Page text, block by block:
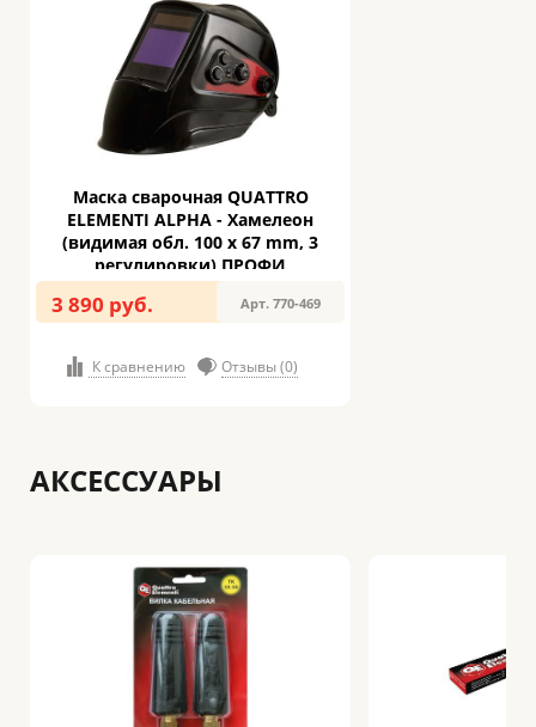
Маска сварочная QUATTRO
ELEMENTI ALPHA - Хамелеон
(видимая обл. 100 x 67 mm, 3
регулировки) ПРОФИ
3 890 руб. Арт. 770-469
К сравнению Отзывы (0)
АКСЕССУАРЫ